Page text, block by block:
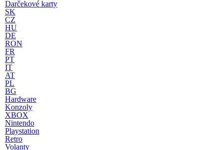
Darčekové karty
SK
CZ
HU
DE
RON
FR
PT
IT
AT
PL
BG
Hardware
Konzoly
XBOX
Nintendo
Playstation
Retro
Volanty